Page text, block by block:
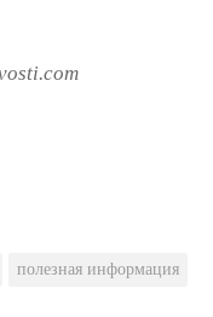
полезная информация